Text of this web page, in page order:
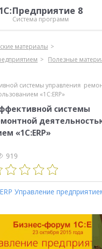
8
Система программ
материалы
Полезные
системы управления
«1С:ERP»
системы
«1С:ERP»
919
Управление